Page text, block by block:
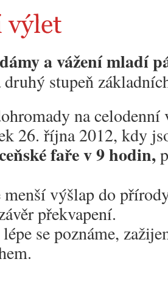
a vážení mladí
stupeň
na
26. října 2012, kdy
faře v 9 hodin,
menší výšlap do
překvapení.
se poznáme,